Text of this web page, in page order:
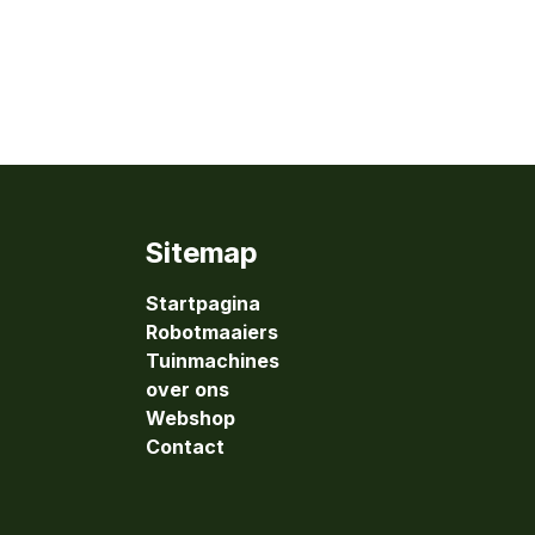
Sitemap
Startpagina
Robotmaaiers
Tuinmachines
over ons
Webshop
Contact